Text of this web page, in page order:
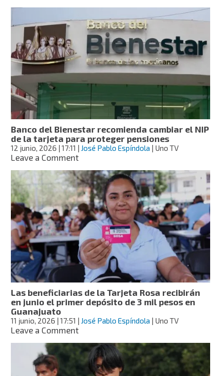
mil
800
pesos:
revelan
fechas
de
pago
las
Becas
Bienestar
en
junio
Banco del Bienestar recomienda cambiar el NIP
de la tarjeta para proteger pensiones
12 junio, 2026 | 17:11 José Pablo Espíndola | Uno TV
Leave a Commenton
del
Bienestar
recomienda
cambiar
el
NIP
de
la
tarjeta
para
proteger
pensiones
Las beneficiarias de la Tarjeta Rosa recibirán
en junio el primer depósito de 3 mil pesos en
Guanajuato
11 junio, 2026 | 17:51 | José Pablo Espíndola | Uno TV
Leave a Commenton
beneficiarias
de